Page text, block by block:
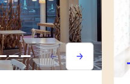
Lorem ipsum
Lorem